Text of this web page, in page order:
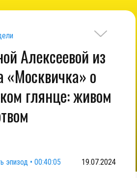
Алексеевой из
«Москвичка» о
глянце: живом
эпизод • 00:40:05 19.07.2024